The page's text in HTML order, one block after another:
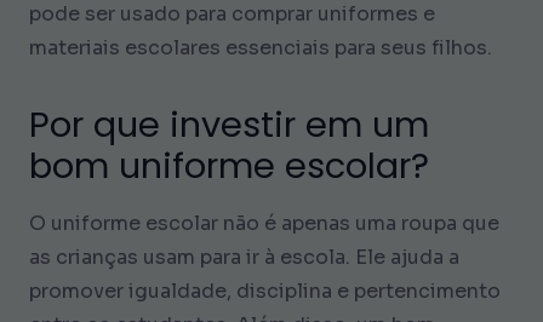
pode ser usado para comprar uniformes e
materiais escolares essenciais para seus filhos.
Por que investir em um
bom uniforme escolar?
O uniforme escolar não é apenas uma roupa que
as crianças usam para ir à escola. Ele ajuda a
promover igualdade, disciplina e pertencimento